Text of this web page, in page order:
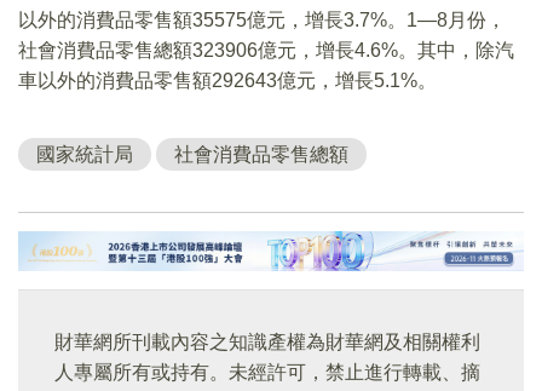
以外的消費品零售額35575億元，增長3.7%。1—8月份，
社會消費品零售總額323906億元，增長4.6%。其中，除汽
車以外的消費品零售額292643億元，增長5.1%。
國家統計局 社會消費品零售總額
財華網所刊載內容之知識產權為財華網及相關權利
人專屬所有或持有。未經許可，禁止進行轉載、摘